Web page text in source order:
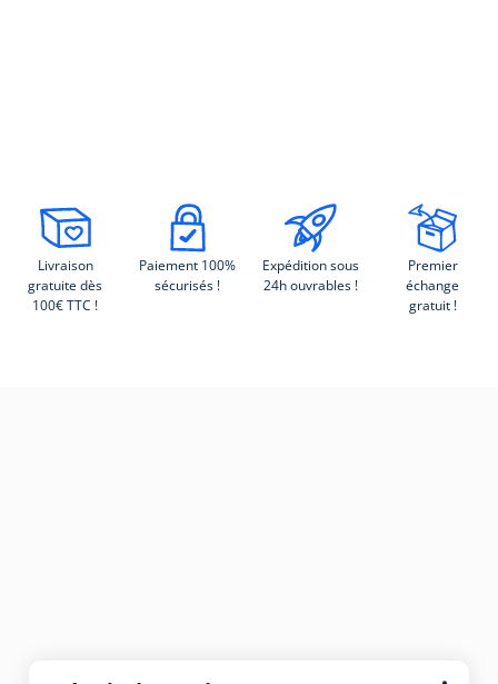
Livraison
gratuite dès
100€ TTC !
Paiement 100%
sécurisés !
Expédition sous
24h ouvrables !
Premier
échange
gratuit !